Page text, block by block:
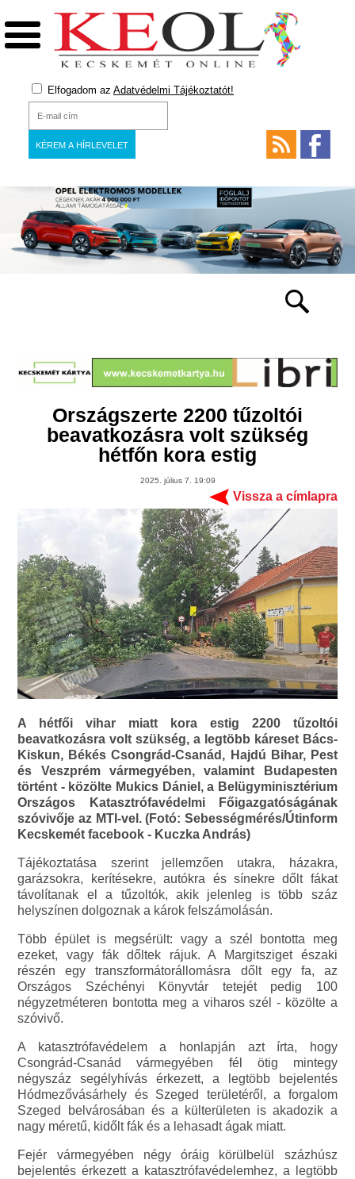
Elfogadom az Adatvédelmi Tájékoztatót!
Országszerte 2200 tűzoltói
beavatkozásra volt szükség
hétfőn kora estig
2025. július 7. 19:09
Vissza a címlapra
A hétfői vihar miatt kora estig 2200 tűzoltói
beavatkozásra volt szükség, a legtöbb káreset Bács-
Kiskun, Békés Csongrád-Csanád, Hajdú Bihar, Pest
és Veszprém vármegyében, valamint Budapesten
történt - közölte Mukics Dániel, a Belügyminisztérium
Országos Katasztrófavédelmi Főigazgatóságának
szóvivője az MTI-vel. (Fotó: Sebességmérés/Útinform
Kecskemét facebook - Kuczka András)
Tájékoztatása szerint jellemzően utakra, házakra,
garázsokra, kerítésekre, autókra és sínekre dőlt fákat
távolítanak el a tűzoltók, akik jelenleg is több száz
helyszínen dolgoznak a károk felszámolásán.
Több épület is megsérült: vagy a szél bontotta meg
ezeket, vagy fák dőltek rájuk. A Margitsziget északi
részén egy transzformátorállomásra dőlt egy fa, az
Országos Széchényi Könyvtár tetejét pedig 100
négyzetméteren bontotta meg a viharos szél - közölte a
szóvivő.
A katasztrófavédelem a honlapján azt írta, hogy
Csongrád-Csanád vármegyében fél ötig mintegy
négyszáz segélyhívás érkezett, a legtöbb bejelentés
Hódmezővásárhely és Szeged területéről, a forgalom
Szeged belvárosában és a külterületen is akadozik a
nagy méretű, kidőlt fák és a lehasadt ágak miatt.
Fejér vármegyében négy óráig körülbelül százhúsz
bejelentés érkezett a katasztrófavédelemhez, a legtöbb